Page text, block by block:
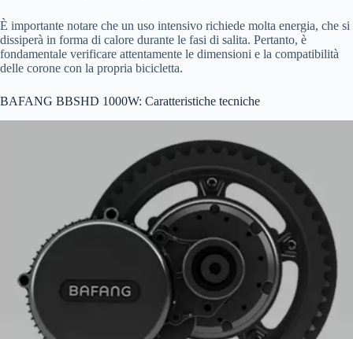
È importante notare che un uso intensivo richiede molta energia, che si
dissiperà in forma di calore durante le fasi di salita. Pertanto, è
fondamentale verificare attentamente le dimensioni e la compatibilità
delle corone con la propria bicicletta.
BAFANG BBSHD 1000W: Caratteristiche tecniche